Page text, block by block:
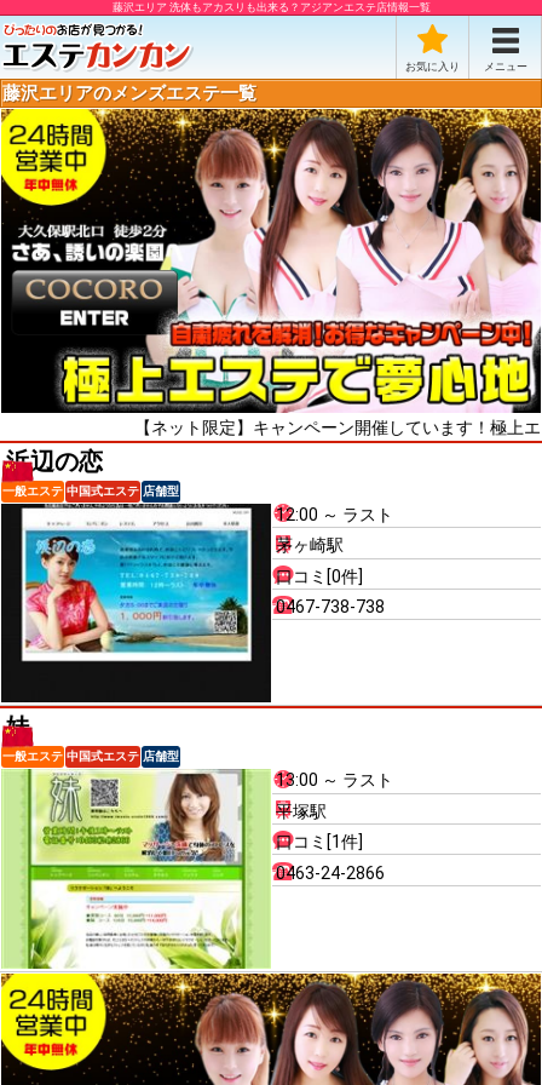
藤沢エリア 洗体もアカスリも出来る？アジアンエステ店情報一覧
お気に入り メニュー
藤沢エリアのメンズエステ一覧
【ネット限定】キャンペーン開催しています！極上
浜辺の恋
一般エステ 中国式エステ 店舗型
12:00 ～ ラスト
茅ヶ崎駅
口コミ[0件]
0467-738-738
妹
一般エステ 中国式エステ 店舗型
13:00 ～ ラスト
平塚駅
口コミ[1件]
0463-24-2866